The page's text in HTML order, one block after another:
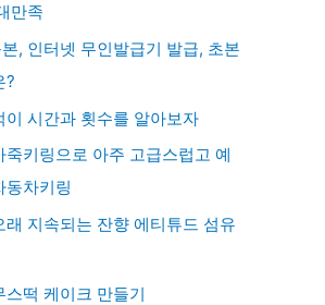
만족
, 인터넷 무인발급기 발급, 초본
?
이 시간과 횟수를 알아보자
죽키링으로 아주 고급스럽고 예
동차키링
래 지속되는 잔향 에티튜드 섬유
스떡 케이크 만들기